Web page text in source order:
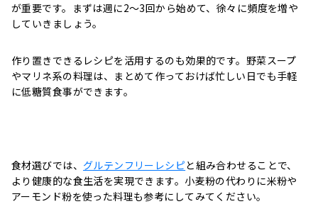
が重要です。まずは週に2〜3回から始めて、徐々に頻度を増や
していきましょう。
作り置きできるレシピを活用するのも効果的です。野菜スープ
やマリネ系の料理は、まとめて作っておけば忙しい日でも手軽
に低糖質食事ができます。
食材選びでは、 グルテンフリーレシピと組み合わせることで、
より健康的な食生活を実現できます。小麦粉の代わりに米粉や
アーモンド粉を使った料理も参考にしてみてください。